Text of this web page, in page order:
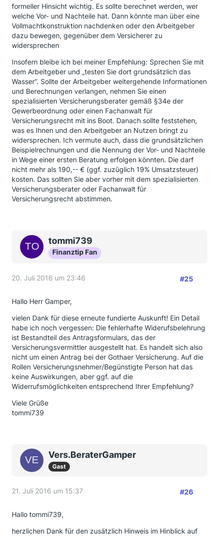
formeller Hinsicht wichtig. Es sollte berechnet werden, wer
welche Vor- und Nachteile hat. Dann könnte man über eine
Vollmachtkonstruktion nachdenken oder den Arbeitgeber
dazu bewegen, gegenüber dem Versicherer zu
widersprechen
Insofern bleibe ich bei meiner Empfehlung: Sprechen Sie mit
dem Arbeitgeber und „testen Sie dort grundsätzlich das
Wasser“. Sollte der Arbeitgeber weitergehende Informationen
und Berechnungen verlangen, nehmen Sie einen
spezialisierten Versicherungsberater gemäß §34e der
Gewerbeordnung oder einen Fachanwalt für
Versicherungsrecht mit ins Boot. Danach sollte feststehen,
was es Ihnen und den Arbeitgeber an Nutzen bringt zu
widersprechen. Ich vermute auch, dass die grundsätzlichen
Beispielrechnungen und die Nennung der Vor- und Nachteile
in Wege einer ersten Beratung erfolgen könnten. Die darf
nicht mehr als 190,-- € (ggf. zuzüglich 19% Umsatzsteuer)
kosten. Das sollten Sie aber vorher mit dem spezialisierten
Versicherungsberater oder Fachanwalt für
Versicherungsrecht abstimmen.
tommi739
Finanztip Fan
20. Juli 2016 um 23:46 #25
Hallo Herr Gamper,
vielen Dank für diese erneute fundierte Auskunft! Ein Detail
habe ich noch vergessen: Die fehlerhafte Widerufsbelehrung
ist Bestandteil des Antragsformulars, das der
Versicherungsvermittler ausgestellt hat. Es handelt sich also
nicht um einen Antrag bei der Gothaer Versicherung. Auf die
Rollen Versicherungsnehmer/Begünstigte Person hat das
keine Auswirkungen, aber ggf. auf die
Widerrufsmöglichkeiten entsprechend Ihrer Empfehlung?
Viele Grüße
tommi739
Vers.BeraterGamper
Gast
21. Juli 2016 um 15:37 #26
Hallo tommi739,
herzlichen Dank für den zusätzlich Hinweis im Hinblick auf